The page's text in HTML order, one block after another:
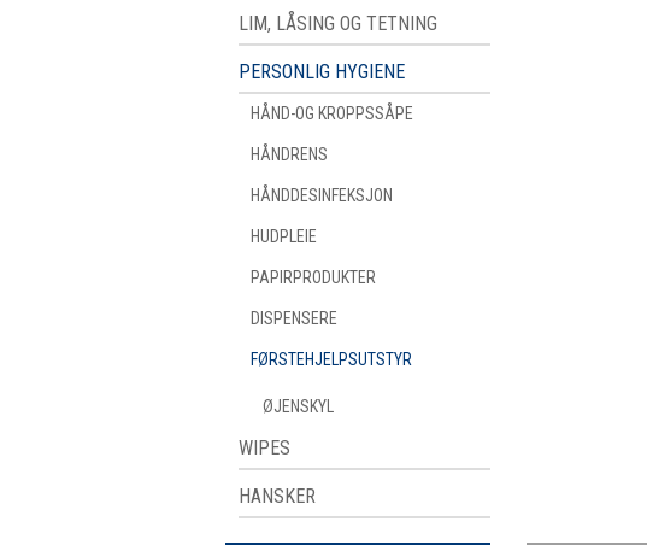
LIM, LÅSING OG TETNING
PERSONLIG HYGIENE
HÅND-OG KROPPSSÅPE
HÅNDRENS
HÅNDDESINFEKSJON
HUDPLEIE
PAPIRPRODUKTER
DISPENSERE
FØRSTEHJELPSUTSTYR
ØJENSKYL
WIPES
HANSKER